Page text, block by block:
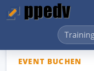
EVENT BUCHEN